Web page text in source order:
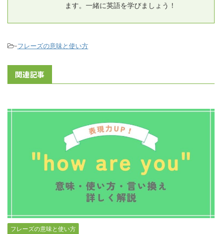
ます。一緒に英語を学びましょう！
-フレーズの意味と使い方
関連記事
フレーズの意味と使い方